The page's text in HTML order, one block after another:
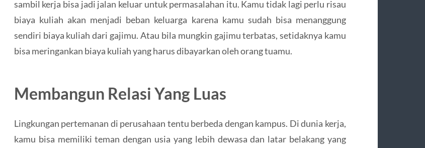
sambil kerja bisa jadi jalan keluar untuk permasalahan itu. Kamu tidak lagi perlu risau
biaya kuliah akan menjadi beban keluarga karena kamu sudah bisa menanggung
sendiri biaya kuliah dari gajimu. Atau bila mungkin gajimu terbatas, setidaknya kamu
bisa meringankan biaya kuliah yang harus dibayarkan oleh orang tuamu.‍
Membangun Relasi Yang Luas
Lingkungan pertemanan di perusahaan tentu berbeda dengan kampus. Di dunia kerja,
kamu bisa memiliki teman dengan usia yang lebih dewasa dan latar belakang yang